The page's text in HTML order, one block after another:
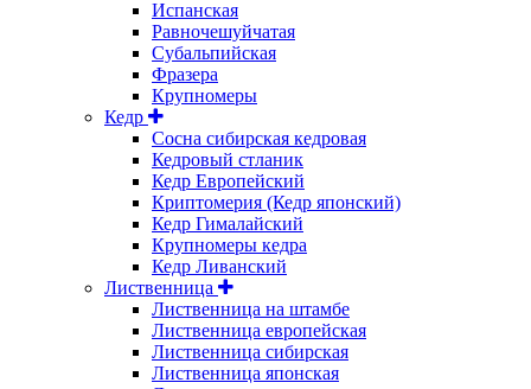
Испанская
Равночешуйчатая
Субальпийская
Фразера
Крупномеры
Кедр
Сосна сибирская кедровая
Кедровый стланик
Кедр Европейский
Криптомерия (Кедр японский)
Кедр Гималайский
Крупномеры кедра
Кедр Ливанский
Лиственница
Лиственница на штамбе
Лиственница европейская
Лиственница сибирская
Лиственница японская